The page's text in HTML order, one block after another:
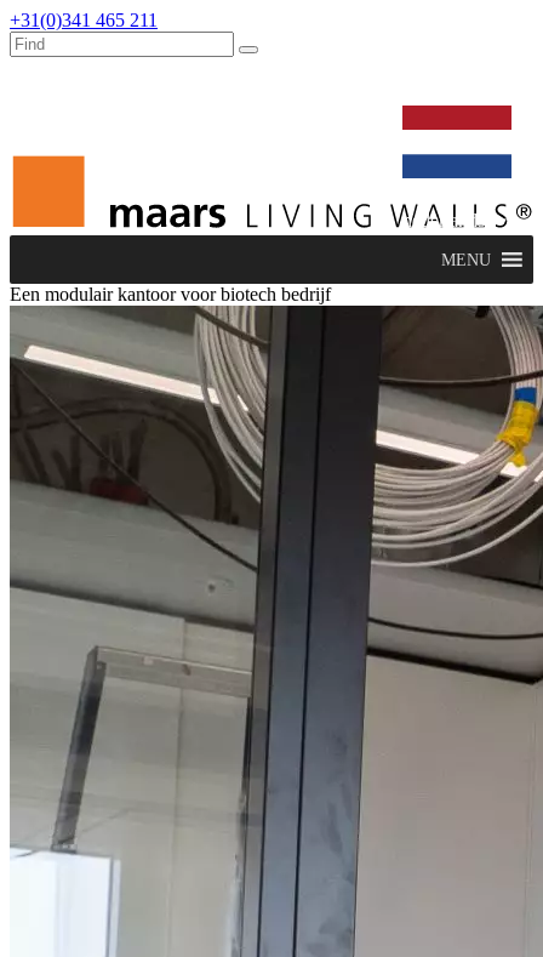
+31(0)341 465 211
nederlands
MENU
Een modulair kantoor voor biotech bedrijf